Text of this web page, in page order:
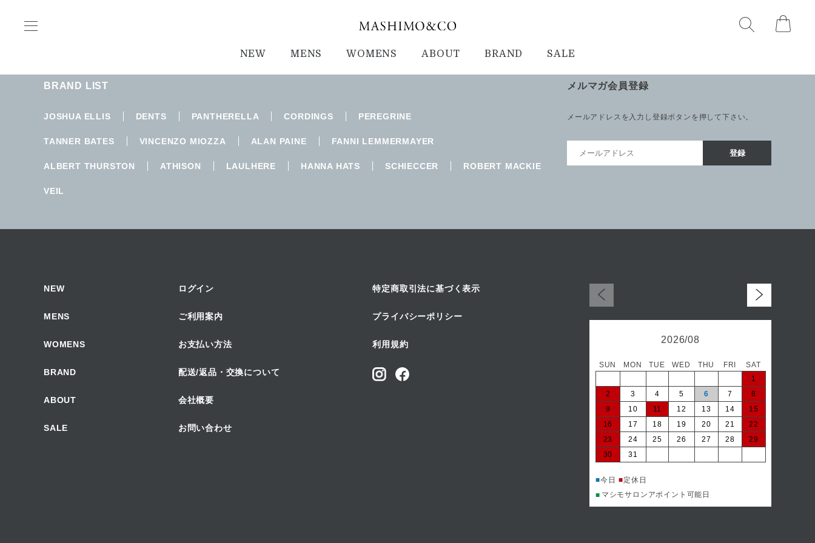
NEW MENS WOMENS ABOUT BRAND SALE
削除されたかＵＲＬが変更されたため表示できません。
BRAND LIST
JOSHUA ELLIS DENTS PANTHERELLA CORDINGS PEREGRINE
TANNER BATES VINCENZO MIOZZA ALAN PAINE FANNI LEMMERMAYER
ALBERT THURSTON ATHISON LAULHERE HANNA HATS SCHIECCER ROBERT MACKIE
VEIL
メルマガ会員登録
メールアドレスを入力し登録ボタンを押して下さい。
NEW
MENS
WOMENS
BRAND
ABOUT
SALE
ログイン
ご利用案内
お支払い方法
配送/返品・交換について
会社概要
お問い合わせ
特定商取引法に基づく表示
プライバシーポリシー
利用規約 2026/08
SUN MON TUE WED THU FRI
SAT
1
2
3 4 5 6 7
8
9
10 11 12 13 14
15
16
17 18 19 20 21
22
23
24 25 26 27 28
29
30
31
■今日 ■定休日
■ マシモサロンアポイント可能日